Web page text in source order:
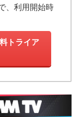
、利用開始時
トライア